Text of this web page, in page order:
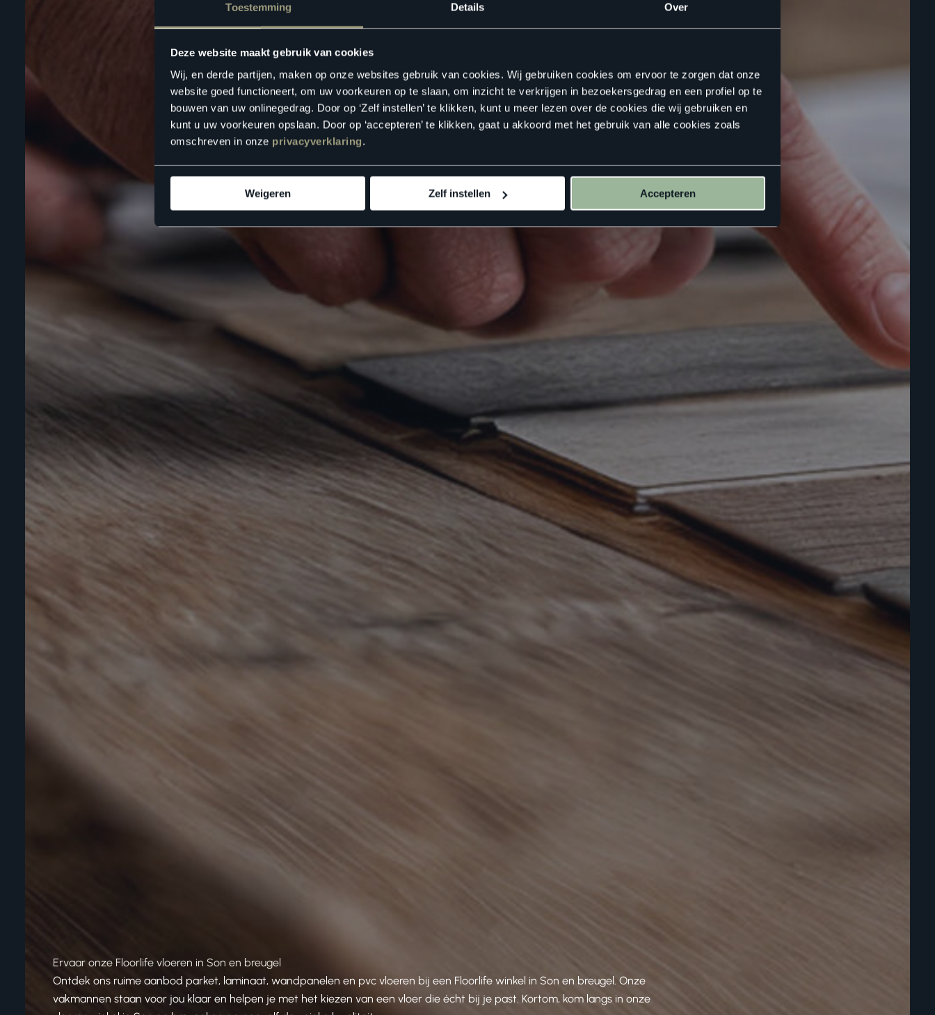
Toestemming Details Over
Deze website maakt gebruik van cookies
Wij, en derde partijen, maken op onze websites gebruik van cookies. Wij gebruiken cookies om ervoor te zorgen dat onze
website goed functioneert, om uw voorkeuren op te slaan, om inzicht te verkrijgen in bezoekersgedrag en een profiel op te
bouwen van uw onlinegedrag. Door op ‘Zelf instellen’ te klikken, kunt u meer lezen over de cookies die wij gebruiken en
kunt u uw voorkeuren opslaan. Door op ‘accepteren’ te klikken, gaat u akkoord met het gebruik van alle cookies zoals
omschreven in onze privacyverklaring.
Weigeren Zelf instellen Accepteren
Ervaar onze Floorlife vloeren in Son en breugel
Ontdek ons ruime aanbod parket, laminaat, wandpanelen en pvc vloeren bij een Floorlife winkel in Son en breugel. Onze
vakmannen staan voor jou klaar en helpen je met het kiezen van een vloer die écht bij je past. Kortom, kom langs in onze